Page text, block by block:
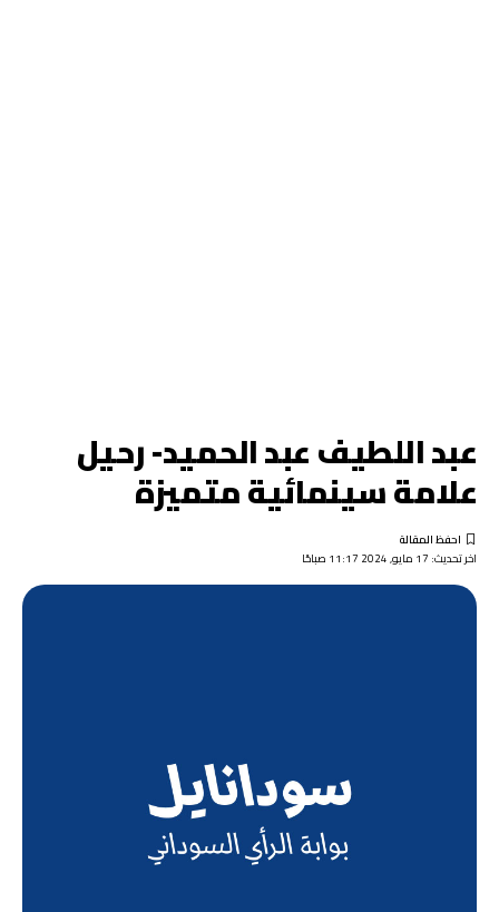
عبد اللطيف عبد الحميد- رحيل
علامة سينمائية متميزة
اخر تحديث: 17 مايو, 2024 11:17 صباحًا